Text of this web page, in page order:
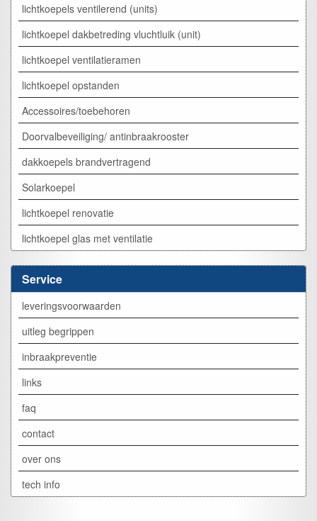
lichtkoepels ventilerend (units)
lichtkoepel dakbetreding vluchtluik (unit)
lichtkoepel ventilatieramen
lichtkoepel opstanden
Accessoires/toebehoren
Doorvalbeveiliging/ antinbraakrooster
dakkoepels brandvertragend
Solarkoepel
lichtkoepel renovatie
lichtkoepel glas met ventilatie
Service
leveringsvoorwaarden
uitleg begrippen
inbraakpreventie
links
faq
contact
over ons
tech info